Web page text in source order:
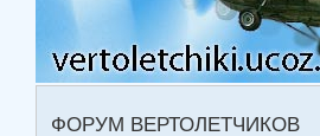
ФОРУМ ВЕРТОЛЕТЧИКОВ